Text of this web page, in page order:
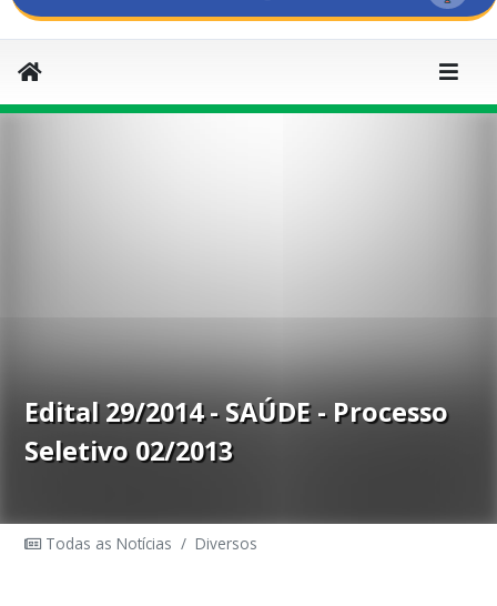
Edital 29/2014 - SAÚDE - Processo
Seletivo 02/2013
Todas as Notícias / Diversos